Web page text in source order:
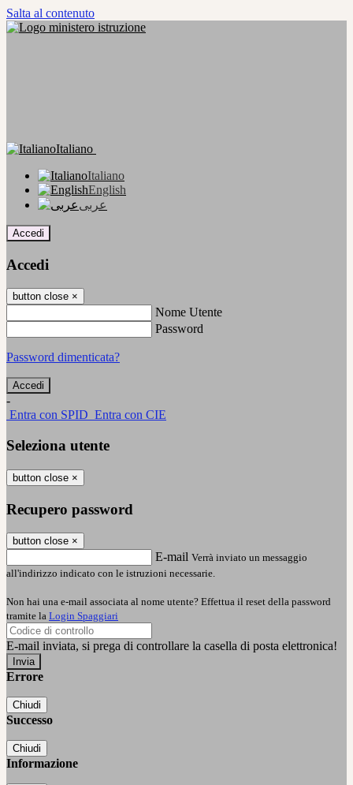
Salta al contenuto
Italiano
Italiano
English
عربى
Accedi
Accedi
button close ×
Nome Utente
Password
Password dimenticata?
-
Entra con SPID Entra con CIE
Seleziona utente
button close ×
Recupero password
button close ×
E-mail Verrà inviato un messaggio
all'indirizzo indicato con le istruzioni necessarie.
Non hai una e-mail associata al nome utente? Effettua il reset della password
tramite la Login Spaggiari
E-mail inviata, si prega di controllare la casella di posta elettronica!
Errore
Chiudi
Successo
Chiudi
Informazione